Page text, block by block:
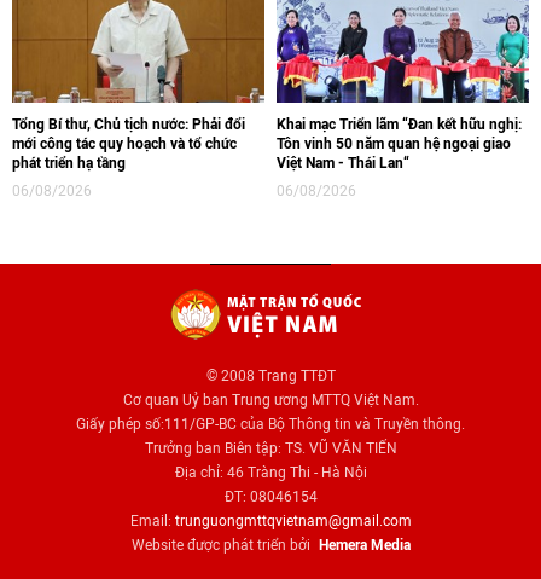
Tổng Bí thư, Chủ tịch nước: Phải đổi
mới công tác quy hoạch và tổ chức
phát triển hạ tầng
06/08/2026
Khai mạc Triển lãm “Đan kết hữu nghị:
Tôn vinh 50 năm quan hệ ngoại giao
Việt Nam - Thái Lan“
06/08/2026
© 2008 Trang TTĐT
Cơ quan Uỷ ban Trung ương MTTQ Việt Nam.
Giấy phép số:111/GP-BC của Bộ Thông tin và Truyền thông.
Trưởng ban Biên tập: TS. VŨ VĂN TIẾN
Địa chỉ: 46 Tràng Thi - Hà Nội
ĐT: 08046154
Email: trunguongmttqvietnam@gmail.com
Website được phát triển bởi Hemera Media